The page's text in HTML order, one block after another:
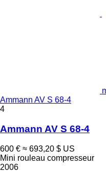
Ammann AV S 68-4
4
Ammann AV S 68-4
600 € ≈ 693,20 $ US
Mini rouleau compresseur
2006